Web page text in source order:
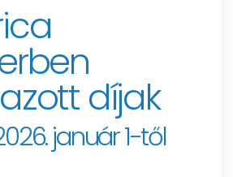
díjak
január 1-től